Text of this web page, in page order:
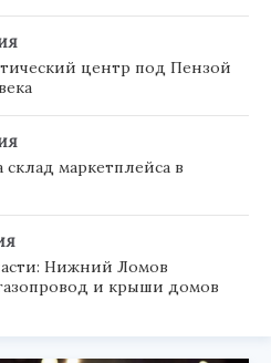
центр под Пензой
маркетплейса в
Нижний Ломов
и крыши домов